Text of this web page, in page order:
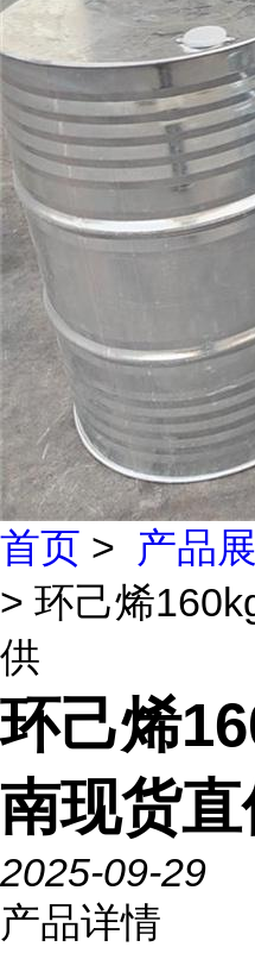
首页 > 产品
> 环己烯
供
环己烯
南现货
2025-09-29
产品详情